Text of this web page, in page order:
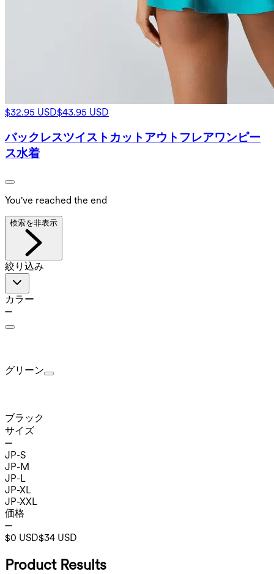
$32.95 USD$43.95 USD
バックレスツイストカットアウトフレアワンピー
ス水着
You've reached the end
検索を非表示
絞り込み
カラー
グリーン
ブラック
サイズ
JP-S
JP-M
JP-L
JP-XL
JP-XXL
価格
$0 USD$34 USD
Product Results